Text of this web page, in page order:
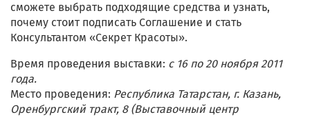
сможете выбрать подходящие средства и узнать,
почему стоит подписать Соглашение и стать
Консультантом «Секрет Красоты».
Время проведения выставки: с 16 по 20 ноября 2011
года.
Место проведения: Республика Татарстан, г. Казань,
Оренбургский тракт, 8 (Выставочный центр